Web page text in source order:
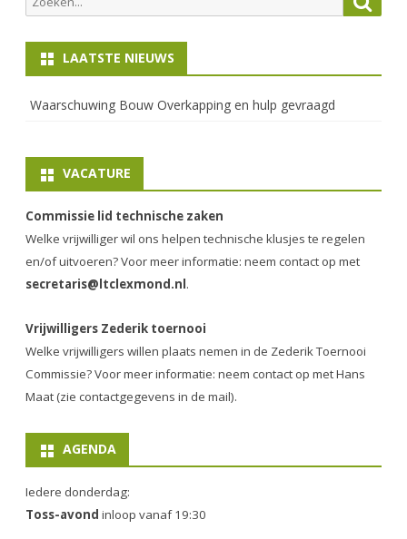
naar:
LAATSTE NIEUWS
Waarschuwing Bouw Overkapping en hulp gevraagd
VACATURE
Commissie lid technische zaken
Welke vrijwilliger wil ons helpen technische klusjes te regelen
en/of uitvoeren? Voor meer informatie: neem contact op met
secretaris@ltclexmond.nl .
Vrijwilligers Zederik toernooi
Welke vrijwilligers willen plaats nemen in de Zederik Toernooi
Commissie? Voor meer informatie: neem contact op met Hans
Maat (zie contactgegevens in de mail).
AGENDA
Iedere donderdag:
Toss-avond inloop vanaf 19:30